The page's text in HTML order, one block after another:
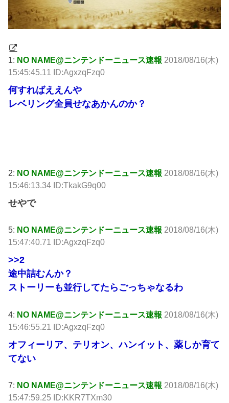
1: NO NAME@ニンテンドーニュース速報 2018/08/16(木)
15:45:45.11 ID:AgxzqFzq0
何すればええんや
レベリング全員せなあかんのか？
2: NO NAME@ニンテンドーニュース速報 2018/08/16(木)
15:46:13.34 ID:TkakG9q00
せやで
5: NO NAME@ニンテンドーニュース速報 2018/08/16(木)
15:47:40.71 ID:AgxzqFzq0
>>2
途中詰むんか？
ストーリーも並行してたらごっちゃなるわ
4: NO NAME@ニンテンドーニュース速報 2018/08/16(木)
15:46:55.21 ID:AgxzqFzq0
オフィーリア、テリオン、ハンイット、薬しか育て
てない
7: NO NAME@ニンテンドーニュース速報 2018/08/16(木)
15:47:59.25 ID:KKR7TXm30